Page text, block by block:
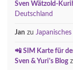
Sven Wätzold-
Deutschland
Jan zu
📲 SIM Karte für
Sven & Yuri's Blog